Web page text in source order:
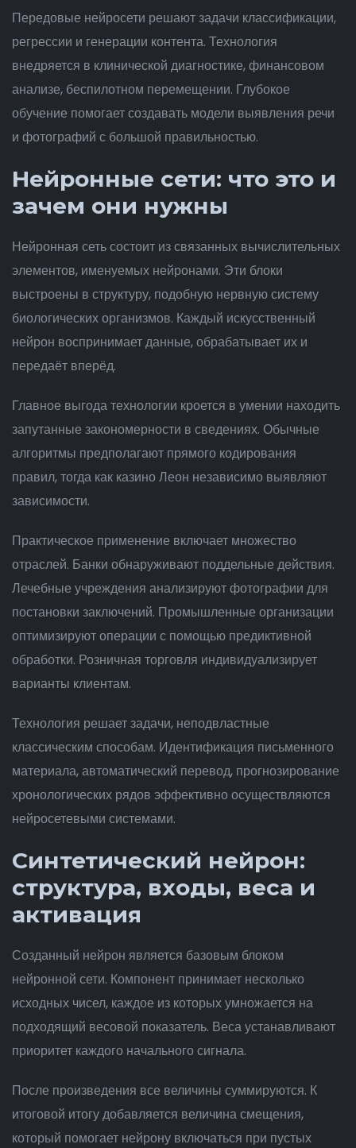
Передовые нейросети решают задачи классификации,
регрессии и генерации контента. Технология
внедряется в клинической диагностике, финансовом
анализе, беспилотном перемещении. Глубокое
обучение помогает создавать модели выявления речи
и фотографий с большой правильностью.
Нейронные сети: что это и
зачем они нужны
Нейронная сеть состоит из связанных вычислительных
элементов, именуемых нейронами. Эти блоки
выстроены в структуру, подобную нервную систему
биологических организмов. Каждый искусственный
нейрон воспринимает данные, обрабатывает их и
передаёт вперёд.
Главное выгода технологии кроется в умении находить
запутанные закономерности в сведениях. Обычные
алгоритмы предполагают прямого кодирования
правил, тогда как казино Леон независимо выявляют
зависимости.
Практическое применение включает множество
отраслей. Банки обнаруживают поддельные действия.
Лечебные учреждения анализируют фотографии для
постановки заключений. Промышленные организации
оптимизируют операции с помощью предиктивной
обработки. Розничная торговля индивидуализирует
варианты клиентам.
Технология решает задачи, неподвластные
классическим способам. Идентификация письменного
материала, автоматический перевод, прогнозирование
хронологических рядов эффективно осуществляются
нейросетевыми системами.
Синтетический нейрон:
структура, входы, веса и
активация
Созданный нейрон является базовым блоком
нейронной сети. Компонент принимает несколько
исходных чисел, каждое из которых умножается на
подходящий весовой показатель. Веса устанавливают
приоритет каждого начального сигнала.
После произведения все величины суммируются. К
итоговой итогу добавляется величина смещения,
который помогает нейрону включаться при пустых